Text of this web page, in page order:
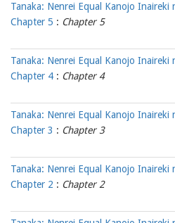
Tanaka: Nenrei Equal Kanojo
Chapter 5 : Chapter 5
Tanaka: Nenrei Equal Kanojo
Chapter 4 : Chapter 4
Tanaka: Nenrei Equal Kanojo
Chapter 3 : Chapter 3
Tanaka: Nenrei Equal Kanojo
Chapter 2 : Chapter 2